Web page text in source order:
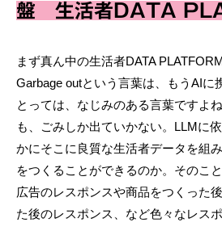
盤 生活者DATA
まず真ん中の生活者DATA
Garbage outという言葉は、もうAIに
とっては、なじみのある言葉ですよ
も、ごみしか出ていかない。LLMに
かにそこに良質な生活者データを組
をつくることができるのか。そのこ
広告のレスポンスや商品をつくった
た後のレスポンス、など色々なレス